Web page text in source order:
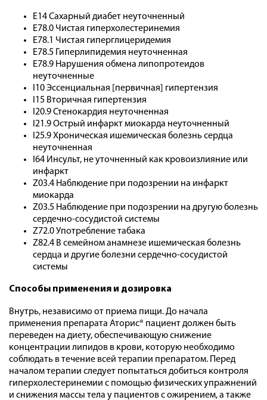
E14 Сахарный диабет неуточненный
E78.0 Чистая гиперхолестеринемия
E78.1 Чистая гиперглицеридемия
E78.5 Гиперлипидемия неуточненная
E78.9 Нарушения обмена липопротеидов
неуточненные
I10 Эссенциальная [первичная] гипертензия
I15 Вторичная гипертензия
I20.9 Стенокардия неуточненная
I21.9 Острый инфаркт миокарда неуточненный
I25.9 Хроническая ишемическая болезнь сердца
неуточненная
I64 Инсульт, не уточненный как кровоизлияние или
инфаркт
Z03.4 Наблюдение при подозрении на инфаркт
миокарда
Z03.5 Наблюдение при подозрении на другую болезнь
сердечно-сосудистой системы
Z72.0 Употребление табака
Z82.4 В семейном анамнезе ишемическая болезнь
сердца и другие болезни сердечно-сосудистой
системы
Способы применения и дозировка
Внутрь, независимо от приема пищи. До начала
применения препарата Аторис® пациент должен быть
переведен на диету, обеспечивающую снижение
концентрации липидов в крови, которую необходимо
соблюдать в течение всей терапии препаратом. Перед
началом терапии следует попытаться добиться контроля
гиперхолестеринемии с помощью физических упражнений
и снижения массы тела у пациентов с ожирением, а также